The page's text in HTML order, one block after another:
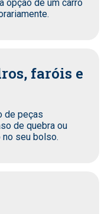
opção de um carro
faróis e
de peças
de quebra ou
seu bolso.